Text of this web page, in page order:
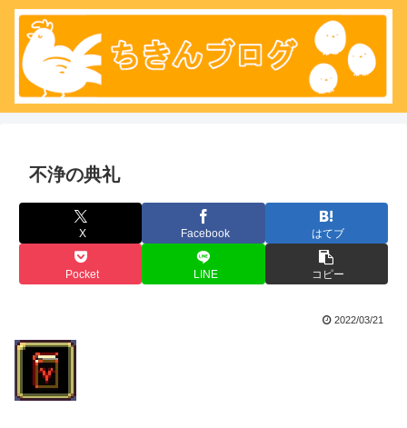
不浄の典礼
X Facebook はてブ
Pocket LINE コピー
2022/03/21